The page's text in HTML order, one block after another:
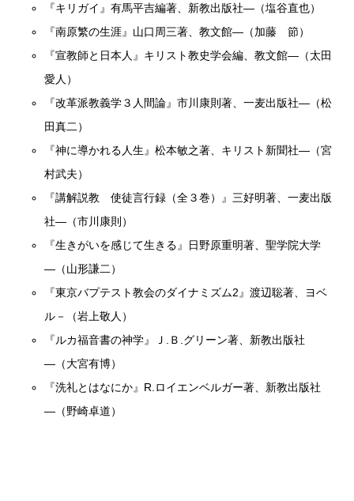
『キリガイ』有馬平吉編著、新教出版社―（塩谷直也）
『南原繁の生涯』山口周三著、教文館―（加藤 節）
『宣教師と日本人』キリスト教史学会編、教文館―（太田
愛人）
『改革派教義学３人間論』市川康則著、一麦出版社―（松
田真二）
『神に導かれる人生』松本敏之著、キリスト新聞社―（宮
村武夫）
『講解説教 使徒言行録（全３巻）』三好明著、一麦出版
社―（市川康則）
『生きがいを感じて生きる』日野原重明著、聖学院大学
―（山形謙二）
『東京バプテスト教会のダイナミズム2』渡辺聡著、ヨベ
ル－（岩上敬人）
『ルカ福音書の神学』Ｊ.Ｂ.グリーン著、新教出版社
―（大宮有博）
『洗礼とはなにか』R.ロイエンベルガー著、新教出版社
―（野崎卓道）